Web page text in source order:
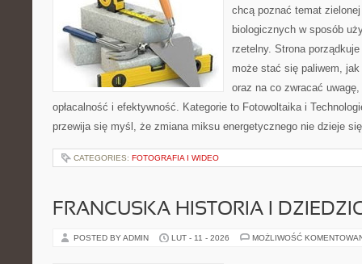
chcą poznać temat
biologicznych w sposób
rzetelny. Strona
może stać się paliwem,
oraz na co zwracać
opłacalność i efektywność. Kategorie to Fotowoltaika i
przewija się myśl, że zmiana miksu energetycznego nie dzieje
CATEGORIES: FOTOGRAFIA I WIDEO
FRANCUSKA HISTORIA I
POSTED BY ADMIN LUT - 11 - 2026 MOŻLIWOŚĆ